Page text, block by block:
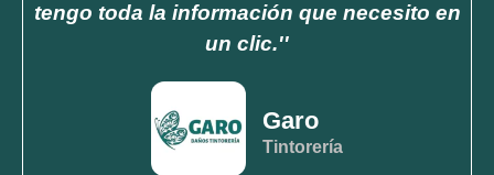
tengo toda la información que necesito en
un clic.''
Garo
Tintorería